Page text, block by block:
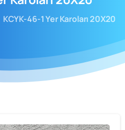
KCYK-46-1 Yer Karoları 20X20